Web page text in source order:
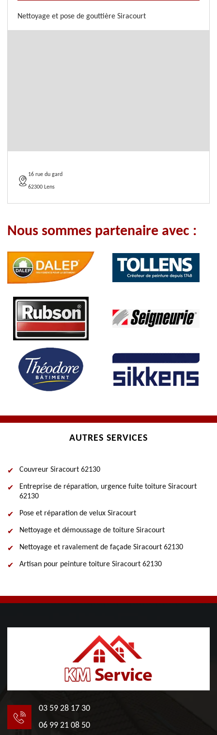
Nettoyage et pose de gouttière Siracourt
16 rue du gard
62300 Lens
Nous sommes partenaire avec :
AUTRES SERVICES
Couvreur Siracourt 62130
Entreprise de réparation, urgence fuite toiture Siracourt
62130
Pose et réparation de velux Siracourt
Nettoyage et démoussage de toiture Siracourt
Nettoyage et ravalement de façade Siracourt 62130
Artisan pour peinture toiture Siracourt 62130
03 59 28 17 30
06 99 21 08 50